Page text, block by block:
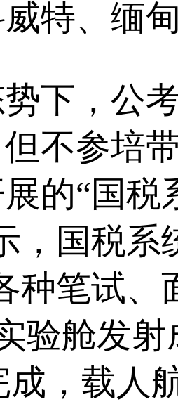
特、缅甸
，公考
不参培
的“国
，国税系
种笔试
舱发射
，载人